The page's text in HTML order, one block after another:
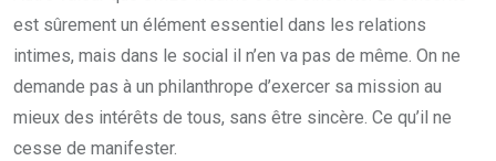
est sûrement un élément essentiel dans les relations
intimes, mais dans le social il n’en va pas de même. On ne
demande pas à un philanthrope d’exercer sa mission au
mieux des intérêts de tous, sans être sincère. Ce qu’il ne
cesse de manifester.